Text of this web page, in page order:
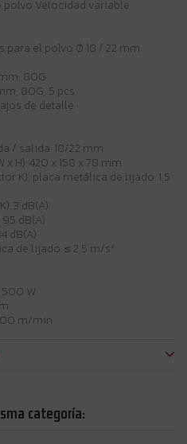
Velocidad variable
para el polvo Ø 18 / 22 mm
80G
80G, 5 pcs
de detalle.
/ salida: 18/22 mm
H): 420 x 158 x 78 mm
K), placa metálica de lijado: 1,5
3 dB(A)
dB(A)
dB(A)
de lijado: ≤ 2,5 m/s²
W
m/min
categoría: